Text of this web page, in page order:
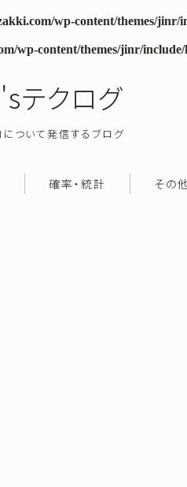
wp-content/themes/jinr/
wp-content/themes/jinr/
テクログ
ついて発信するブログ
確率・統計 その